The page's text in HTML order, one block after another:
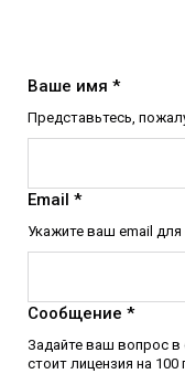
Ваше имя *
Представьтесь,
Email *
Укажите ваш email для
Сообщение *
Задайте ваш вопрос
стоит лицензия на